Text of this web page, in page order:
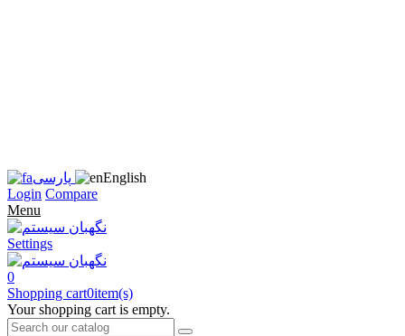
پارسی
English
Login Compare
Menu
Settings
0
Shopping cart0item(s)
Your shopping cart is empty.